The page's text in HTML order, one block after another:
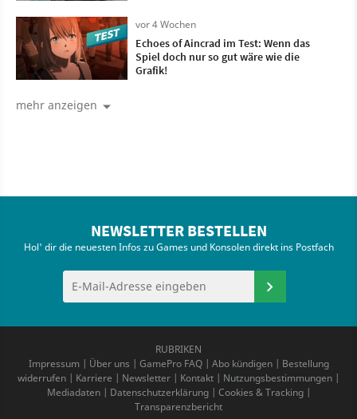
vor 4 Wochen
Echoes of Aincrad im Test: Wenn das
Spiel doch nur so gut wäre wie die
Grafik!
mehr anzeigen
NEWSLETTER BESTELLEN
Hol' dir die neuesten Infos zu Games und Konsolen direkt ins Postfach
RUBRIKEN
Impressum| Über uns | GamePro FAQ| Abo kündigen| Bestellung
widerrufen | Karriere | Newsletter | Kontakt | Nutzungsbestimmungen |
Mediadaten| Datenschutzerklärung| Cookies & Tracking|
Transparenzbericht